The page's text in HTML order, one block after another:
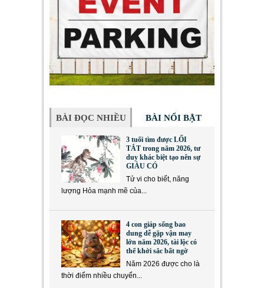
BÀI ĐỌC NHIỀU BÀI NỔI BẬT
3 tuổi tìm được LỐI
TẮT trong năm 2026, tư
duy khác biệt tạo nên sự
GIÀU CÓ
Tử vi cho biết, năng
lượng Hỏa mạnh mẽ của...
4 con giáp sống bao
dung dễ gặp vận may
lớn năm 2026, tài lộc có
thể khởi sắc bất ngờ
Năm 2026 được cho là
thời điểm nhiều chuyển...